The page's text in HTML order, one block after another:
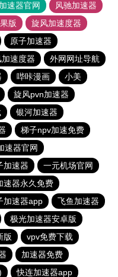
速器官网
风驰加速器
版
旋风加速度器
原子加速器
速度器
外网网址导航
哔咔漫画
小美
旋风pvn加速器
银河加速器
梯子npv加速免费
速器官网
加速器
一元机场官网
速器永久免费
加速器app
飞鱼加速器
极光加速器安卓版
版
vpv免费下载
加速器免费
快连加速器app